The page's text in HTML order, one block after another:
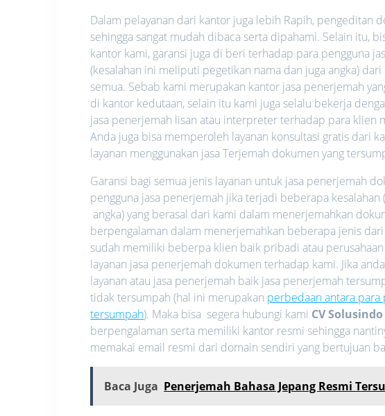
Dalam pelayanan dari kantor juga lebih Rapih, pengeditan
sehingga sangat mudah dibaca serta dipahami. Selain itu,
kantor kami, garansi juga di beri terhadap para pengguna
(kesalahan ini meliputi pegetikan nama dan juga angka)
semua. Sebab kami merupakan kantor jasa penerjemah
di kantor kedutaan, selain itu kami juga selalu bekerja
jasa penerjemah lisan atau interpreter terhadap para klien
Anda juga bisa memperoleh layanan konsultasi gratis dari
layanan menggunakan jasa Terjemah dokumen yang
Garansi bagi semua jenis layanan untuk jasa penerjemah
pengguna jasa penerjemah jika terjadi beberapa
angka) yang berasal dari kami dalam menerjemahkan
berpengalaman dalam menerjemahkan beberapa jenis
sudah memiliki beberpa klien baik pribadi atau
layanan jasa penerjemah dokumen terhadap kami. Jika
layanan atau jasa penerjemah baik jasa penerjemah
tidak tersumpah (hal ini merupakan perbedaan antara
tersumpah). Maka bisa segera hubungi kami CV
berpengalaman serta memiliki kantor resmi sehingga
memakai email resmi dari domain sendiri yang bertujuan
Baca Juga Penerjemah Bahasa Jepang Resmi